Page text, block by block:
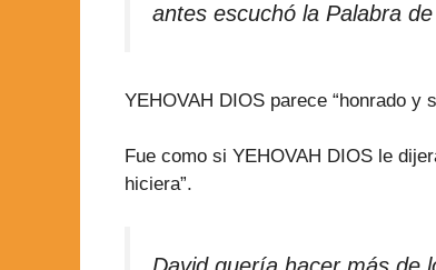
antes escuchó la Palabra
YEHOVAH DIOS parece “honrado y
Fue como si YEHOVAH DIOS le
hiciera”.